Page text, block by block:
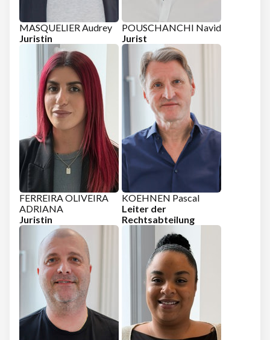
MASQUELIER Audrey
Juristin
POUSCHANCHI Navid
Jurist
FERREIRA OLIVEIRA
ADRIANA
Juristin
KOEHNEN Pascal
Leiter der
Rechtsabteilung